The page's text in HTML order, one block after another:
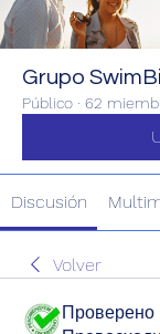
Grupo
Público · 62
Discusión
Volver
Проверено